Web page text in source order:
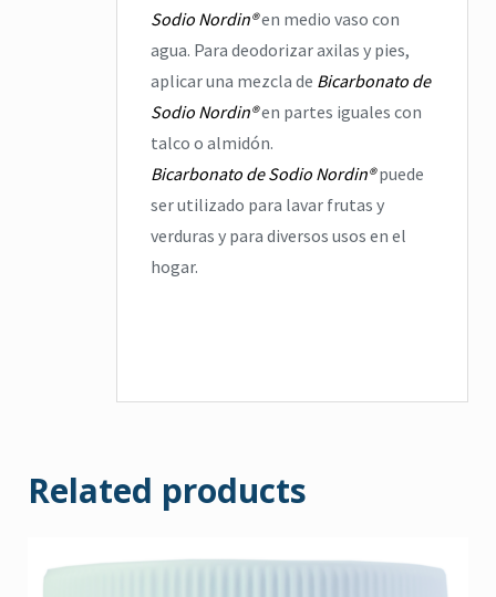
Sodio Nordin®en medio vaso con
agua. Para deodorizar axilas y pies,
aplicar una mezcla de Bicarbonato de
Sodio Nordin®en partes iguales con
talco o almidón.
Bicarbonato de Sodio Nordin®puede
ser utilizado para lavar frutas y
verduras y para diversos usos en el
hogar.
Related products